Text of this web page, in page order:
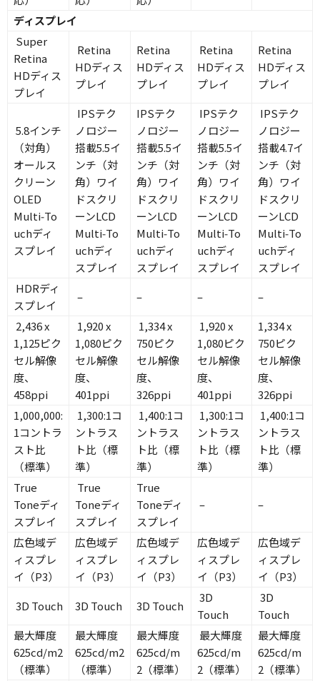
ディスプレイ
Super
Retina
HDディス
プレイ
Retina
HDディス
プレイ
Retina
HDディス
プレイ
Retina
HDディス
プレイ
Retina
HDディス
プレイ
5.8インチ
（対角）
オールス
クリーン
OLED
Multi‑To
uchディ
スプレイ
IPSテク
ノロジー
搭載5.5イ
ンチ（対
角）ワイ
ドスクリ
ーンLCD
Multi‑To
uchディ
スプレイ
IPSテク
ノロジー
搭載5.5イ
ンチ（対
角）ワイ
ドスクリ
ーンLCD
Multi‑To
uchディ
スプレイ
IPSテク
ノロジー
搭載5.5イ
ンチ（対
角）ワイ
ドスクリ
ーンLCD
Multi‑To
uchディ
スプレイ
IPSテク
ノロジー
搭載4.7イ
ンチ（対
角）ワイ
ドスクリ
ーンLCD
Multi‑To
uchディ
スプレイ
HDRディ
スプレイ
– – –
–
2,436 x
1,125ピク
セル解像
度、
458ppi
1,920 x
1,080ピク
セル解像
度、
401ppi
1,334 x
750ピク
セル解像
度、
326ppi
1,920 x
1,080ピク
セル解像
度、
401ppi
1,334 x
750ピク
セル解像
度、
326ppi
1,000,000:
1コントラ
スト比
（標準）
1,300:1コ
ントラス
ト比（標
準）
1,400:1コ
ントラス
ト比（標
準）
1,300:1コ
ントラス
ト比（標
準）
1,400:1コ
ントラス
ト比（標
準）
True
Toneディ
スプレイ
True
Toneディ
スプレイ
True
Toneディ
スプレイ
– –
広色域デ
ィスプレ
イ（P3）
広色域デ
ィスプレ
イ（P3）
広色域デ
ィスプレ
イ（P3）
広色域デ
ィスプレ
イ（P3）
広色域デ
ィスプレ
イ（P3）
3D Touch
3D Touch 3D Touch
3D
Touch
3D
Touch
最大輝度
625cd/m2
（標準）
最大輝度
625cd/m2
（標準）
最大輝度
625cd/m
2（標準）
最大輝度
625cd/m
2（標準）
最大輝度
625cd/m
2（標準）